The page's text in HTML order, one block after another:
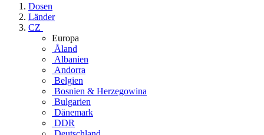
Dosen
Länder
CZ
Europa
Åland
Albanien
Andorra
Belgien
Bosnien & Herzegowina
Bulgarien
Dänemark
DDR